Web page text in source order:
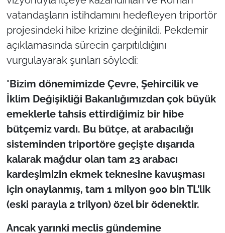
vatandaşların istihdamını hedefleyen triportör
projesindeki hibe krizine değinildi. Pekdemir
açıklamasında sürecin çarpıtıldığını
vurgulayarak şunları söyledi:
"Bizim dönemimizde Çevre, Şehircilik ve
İklim Değişikliği Bakanlığımızdan çok büyük
emeklerle tahsis ettirdiğimiz bir hibe
bütçemiz vardı. Bu bütçe, at arabacılığı
sisteminden triportöre geçişte dışarıda
kalarak mağdur olan tam 23 arabacı
kardeşimizin ekmek teknesine kavuşması
için onaylanmış, tam 1 milyon 900 bin TL’lik
(eski parayla 2 trilyon) özel bir ödenektir.
Ancak yarınki meclis gündemine